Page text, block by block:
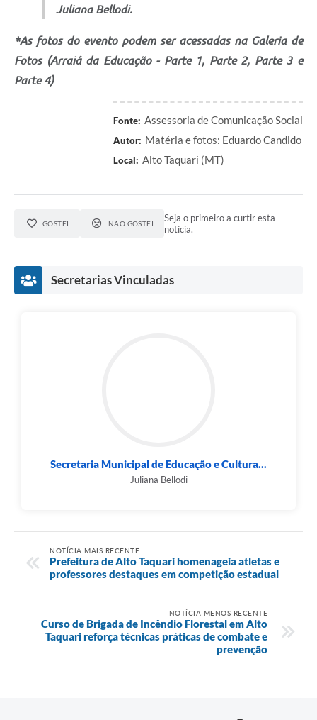
Juliana Bellodi.
*As fotos do evento podem ser acessadas na Galeria de
Fotos (Arraiá da Educação - Parte 1, Parte 2, Parte 3 e
Parte 4)
Fonte: Assessoria de Comunicação Social
Autor: Matéria e fotos: Eduardo Candido
Local: Alto Taquari (MT)
GOSTEI NÃO GOSTEI
Seja o primeiro a curtir esta
notícia.
Secretarias Vinculadas
Secretaria Municipal de Educação e Cultura...
Juliana Bellodi
NOTÍCIA MAIS RECENTE
Prefeitura de Alto Taquari homenageia atletas e
professores destaques em competição estadual
NOTÍCIA MENOS RECENTE
Curso de Brigada de Incêndio Florestal em Alto
Taquari reforça técnicas práticas de combate e
prevenção